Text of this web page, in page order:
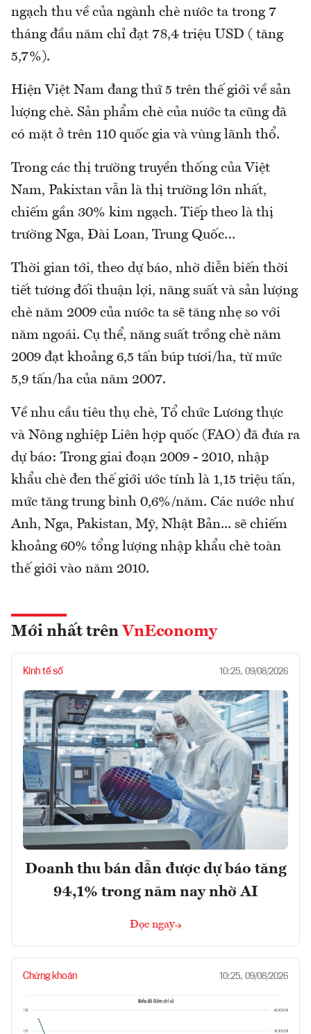
ngạch thu về của ngành chè nước ta trong 7
tháng đầu năm chỉ đạt 78,4 triệu USD ( tăng
5,7%).
Hiện Việt Nam đang thứ 5 trên thế giới về sản
lượng chè. Sản phẩm chè của nước ta cũng đã
có mặt ở trên 110 quốc gia và vùng lãnh thổ.
Trong các thị trường truyền thống của Việt
Nam, Pakixtan vẫn là thị trường lớn nhất,
chiếm gần 30% kim ngạch. Tiếp theo là thị
trường Nga, Đài Loan, Trung Quốc…
Thời gian tới, theo dự báo, nhờ diễn biến thời
tiết tương đối thuận lợi, năng suất và sản lượng
chè năm 2009 của nước ta sẽ tăng nhẹ so với
năm ngoái. Cụ thể, năng suất trồng chè năm
2009 đạt khoảng 6,5 tấn búp tươi/ha, từ mức
5,9 tấn/ha của năm 2007.
Về nhu cầu tiêu thụ chè, Tổ chức Lương thực
và Nông nghiệp Liên hợp quốc (FAO) đã đưa ra
dự báo: Trong giai đoạn 2009 - 2010, nhập
khẩu chè đen thế giới ước tính là 1,15 triệu tấn,
mức tăng trung bình 0,6%/năm. Các nước như
Anh, Nga, Pakistan, Mỹ, Nhật Bản... sẽ chiếm
khoảng 60% tổng lượng nhập khẩu chè toàn
thế giới vào năm 2010.
Mới nhất trên VnEconomy
Kinh tế số 10:25, 09/08/2026
Doanh thu bán dẫn được dự báo tăng
94,1% trong năm nay nhờ AI
Đọc ngay
Chứng khoán 10:25, 09/08/2026